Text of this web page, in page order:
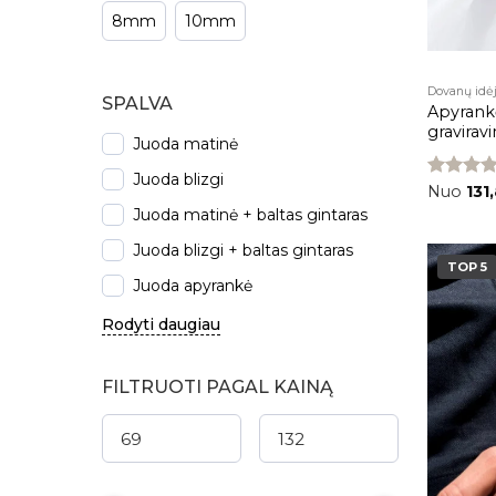
8mm 10mm
SPALVA
Juoda matinė
Juoda blizgi
Juoda matinė + baltas gintaras
Juoda blizgi + baltas gintaras
Juoda apyrankė
Rodyti daugiau
FILTRUOTI PAGAL KAINĄ
Dovanų
Nuo
TOP 5